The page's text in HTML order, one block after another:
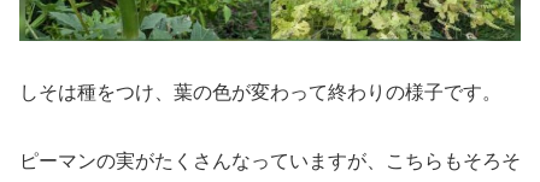
しそは種をつけ、葉の色が変わって終わりの様子です。
ピーマンの実がたくさんなっていますが、こちらもそろそ